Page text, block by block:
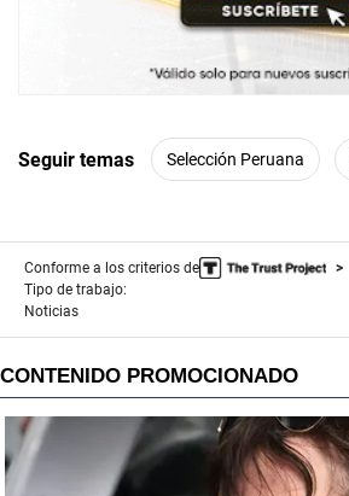
Seguir temas Selección Peruana
Conforme a los criterios de
Tipo de trabajo:
Noticias